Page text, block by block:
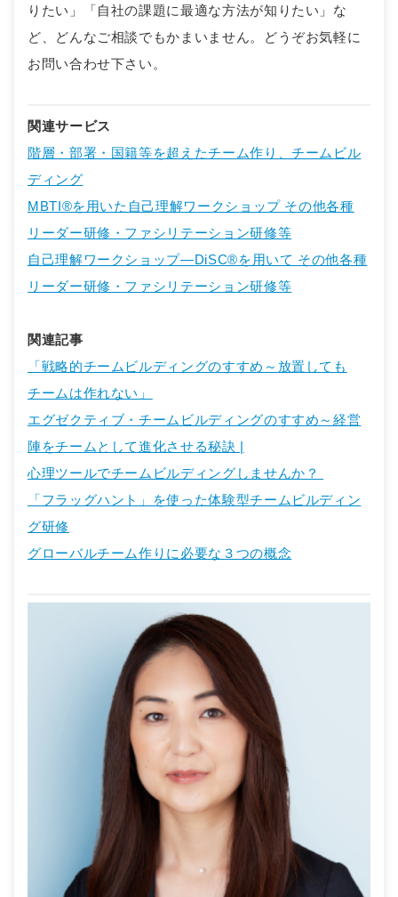
りたい」「自社の課題に最適な方法が知りたい」な
ど、どんなご相談でもかまいません。どうぞお気軽に
お問い合わせ下さい。
関連サービス
階層・部署・国籍等を超えたチーム作り、チームビル
ディング
MBTI®を用いた自己理解ワークショップ その他各種
リーダー研修・ファシリテーション研修等
自己理解ワークショップ―DiSC®を用いて その他各種
リーダー研修・ファシリテーション研修等
関連記事
「戦略的チームビルディングのすすめ～放置しても
チームは作れない」
エグゼクティブ・チームビルディングのすすめ～経営
陣をチームとして進化させる秘訣 |
心理ツールでチームビルディングしませんか？
「フラッグハント」を使った体験型チームビルディン
グ研修
グローバルチーム作りに必要な３つの概念